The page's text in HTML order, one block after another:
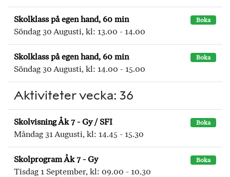
Skolklass på egen hand, 60 min Boka
Söndag 30 Augusti, kl: 13.00 - 14.00
Skolklass på egen hand, 60 min Boka
Söndag 30 Augusti, kl: 14.00 - 15.00
Aktiviteter vecka: 36
Skolvisning Åk 7 - Gy / SFI Boka
Måndag 31 Augusti, kl: 14.45 - 15.30
Skolprogram Åk 7 - Gy Boka
Tisdag 1 September, kl: 09.00 - 10.30